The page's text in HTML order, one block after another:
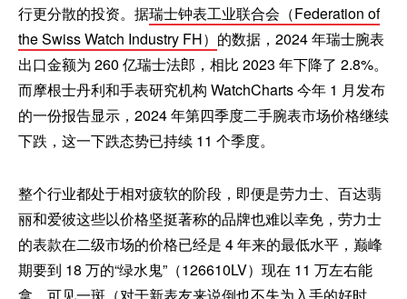
行更分散的投资。据瑞士钟表工业联合会（Federation of
the Swiss Watch Industry FH） 的数据，2024 年瑞士腕表
出口金额为 260 亿瑞士法郎，相比 2023 年下降了 2.8%。
而摩根士丹利和手表研究机构 WatchCharts 今年 1 月发布
的一份报告显示，2024 年第四季度二手腕表市场价格继续
下跌，这一下跌态势已持续 11 个季度。
整个行业都处于相对疲软的阶段，即便是劳力士、百达翡
丽和爱彼这些以价格坚挺著称的品牌也难以幸免，劳力士
的表款在二级市场的价格已经是 4 年来的最低水平，巅峰
期要到 18 万的“绿水鬼”（126610LV）现在 11 万左右能